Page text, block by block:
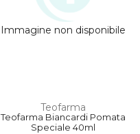
Immagine non disponibile
Teofarma
Teofarma Biancardi Pomata
Speciale 40ml